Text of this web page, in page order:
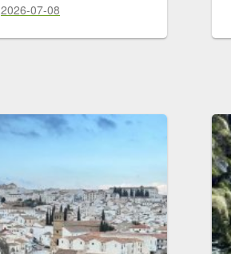
2026-07-08